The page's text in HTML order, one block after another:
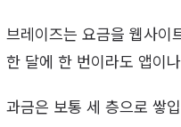
브레이즈는 요금을 웹사이
한 달에 한 번이라도 앱이
과금은 보통 세 층으로 쌓